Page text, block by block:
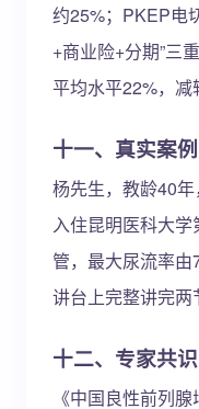
约25%；PKEP电
+商业险+分期”三
平均水平22%，减
十一、真实案
杨先生，教龄40
入住昆明医科大
管，最大尿流率
讲台上完整讲完两
十二、专家共
《中国良性前列